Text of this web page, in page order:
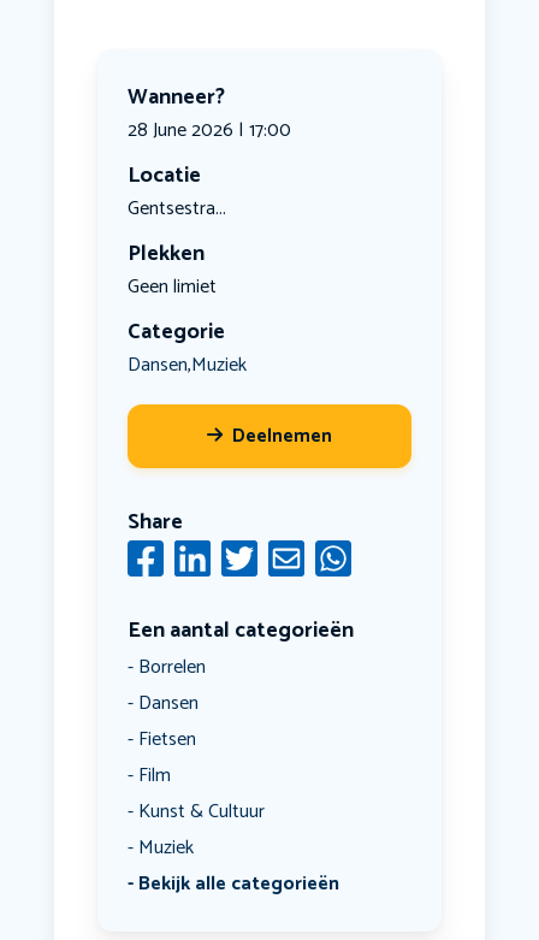
Wanneer?
28 June 2026 | 17:00
Locatie
Gentsestra...
Plekken
Geen limiet
Categorie
Dansen,Muziek
Deelnemen
Share
Een aantal categorieën
Borrelen
Dansen
Fietsen
Film
Kunst & Cultuur
Muziek
Bekijk alle categorieën